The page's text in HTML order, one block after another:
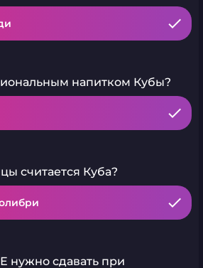
напитком Кубы?
считается Куба?
нужно сдавать при